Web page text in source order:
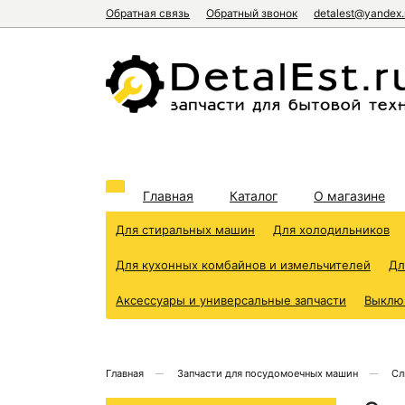
Обратная связь Обратный звонок
Главная Каталог О магазине
Для стиральных машин Для холодильников
Для кухонных комбайнов и измельчителей
Аксессуары и универсальные запчасти
Главная Запчасти для посудомоечных машин